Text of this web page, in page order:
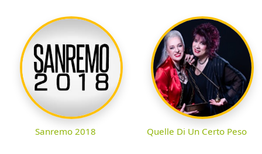
Sanremo 2018 Quelle Di Un Certo Peso